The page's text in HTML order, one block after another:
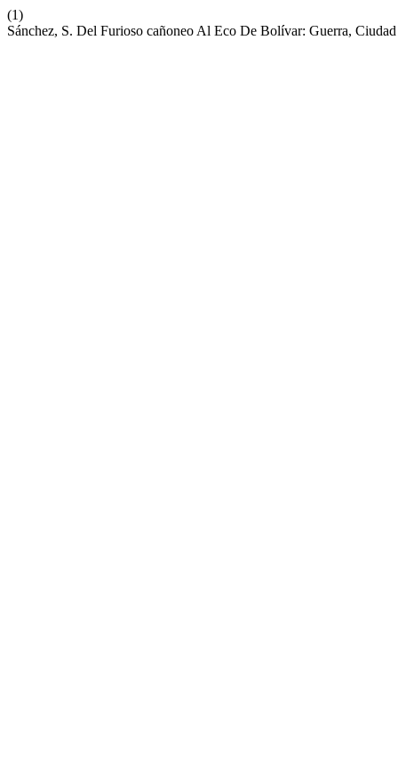
(1)
Sánchez, S. Del Furioso cañoneo Al Eco De Bolívar: Guerra,